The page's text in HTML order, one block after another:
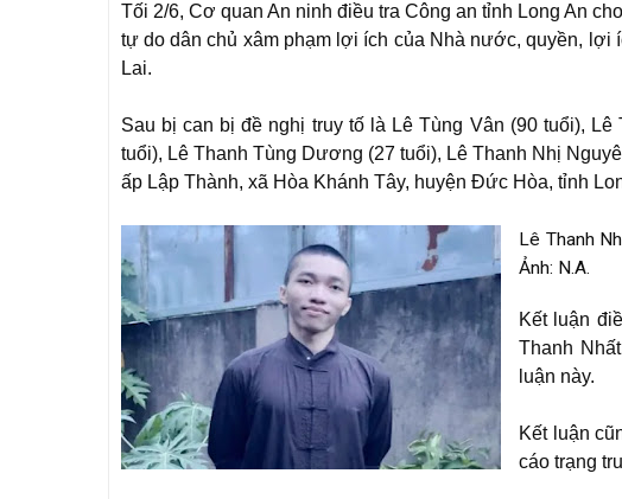
Tối 2/6, Cơ quan An ninh điều tra Công an tỉnh Long An
tự do dân chủ xâm phạm lợi ích của Nhà nước, quyền, lợi
Lai.
Sau bị can bị đề nghị truy tố là Lê Tùng Vân (90 tuổi),
tuổi), Lê Thanh Tùng Dương (27 tuổi), Lê Thanh Nhị
ấp Lập Thành, xã Hòa Khánh Tây, huyện Đức Hòa, tỉnh
Lê Thanh
Ảnh: N.A.
Kết luận
Thanh
luận này.
Kết luận
cáo trạng